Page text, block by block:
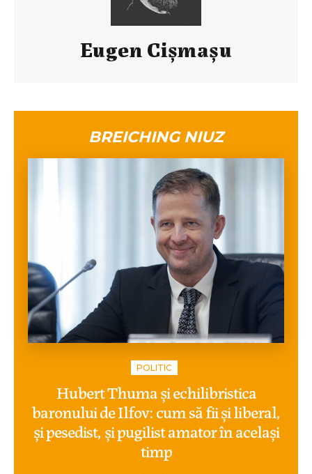
Eugen Cișmașu
BREICHING NIUZ
POLITIC
Hubert Thuma și echilibristica
baronului de Ilfov: cum să fii și liberal,
și pesedist, și pugilist amator în același
timp